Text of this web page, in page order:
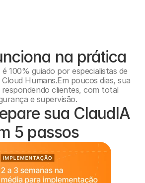
na prática
100% guiado por especialistas de
Humans.Em poucos dias, sua
respondendo clientes, com total
e supervisão.
sua ClaudIA
5 passos